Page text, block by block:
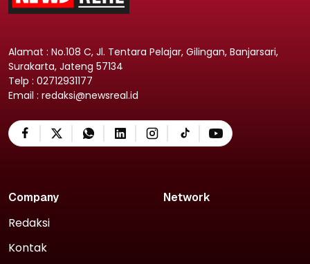
Alamat : No.108 C, Jl. Tentara Pelajar, Gilingan, Banjarsari,
Surakarta, Jateng 57134
Telp : 02712931177
Email : redaksi@newsreal.id
Company
Redaksi
Kontak
Network